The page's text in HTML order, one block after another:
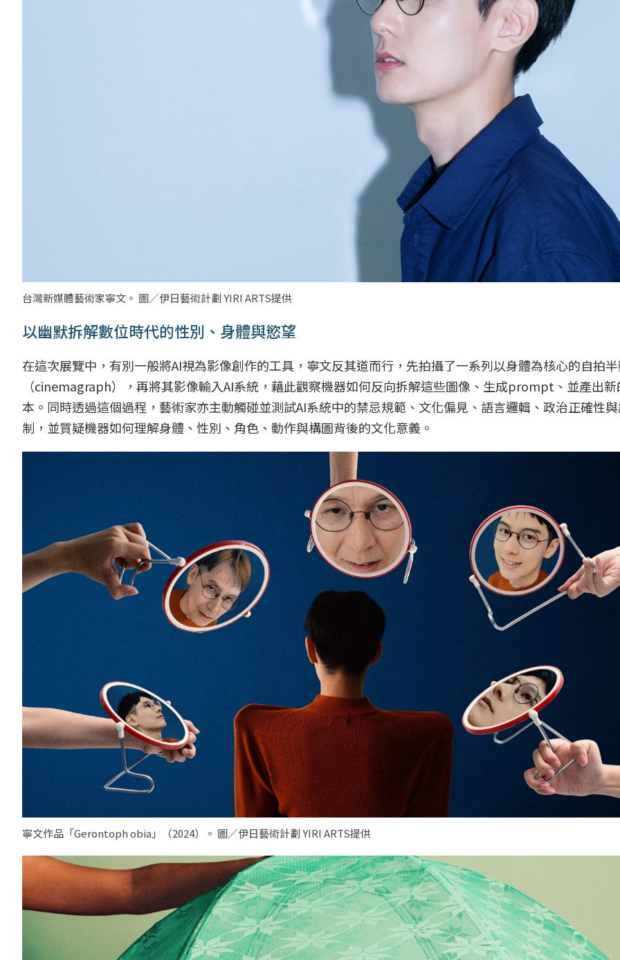
台灣新媒體藝術家寧文。 圖／伊日藝術計劃 YIRI ARTS提供
以幽默拆解數位時代的性別、身體與慾望
在這次展覽中，有別一般將AI視為影像創作的工具，寧文反其道而行，先拍攝了一系列以身體為核心的自拍
（cinemagraph），再將其影像輸入AI系統，藉此觀察機器如何反向拆解這些圖像、生成prompt、並產出
本。同時透過這個過程，藝術家亦主動觸碰並測試AI系統中的禁忌規範、文化偏見、語言邏輯、政治正確性
制，並質疑機器如何理解身體、性別、角色、動作與構圖背後的文化意義。
寧文作品「Gerontoph obia」（2024）。 圖／伊日藝術計劃 YIRI ARTS提供